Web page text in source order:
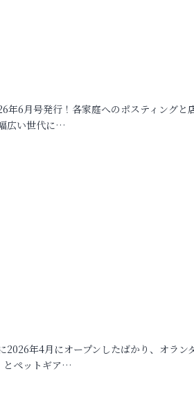
年6月号発行！各家庭へのポスティングと
広い世代に…
2026年4月にオープンしたばかり、オラン
とペットギア…